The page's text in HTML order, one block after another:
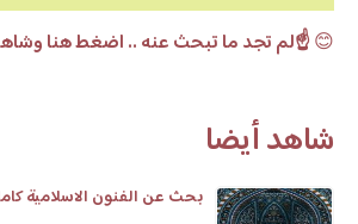
😊☝️لم تجد ما تبحث عنه .. اضغط هنا
شاهد أيضا
بحث عن الفنون الاسلامية